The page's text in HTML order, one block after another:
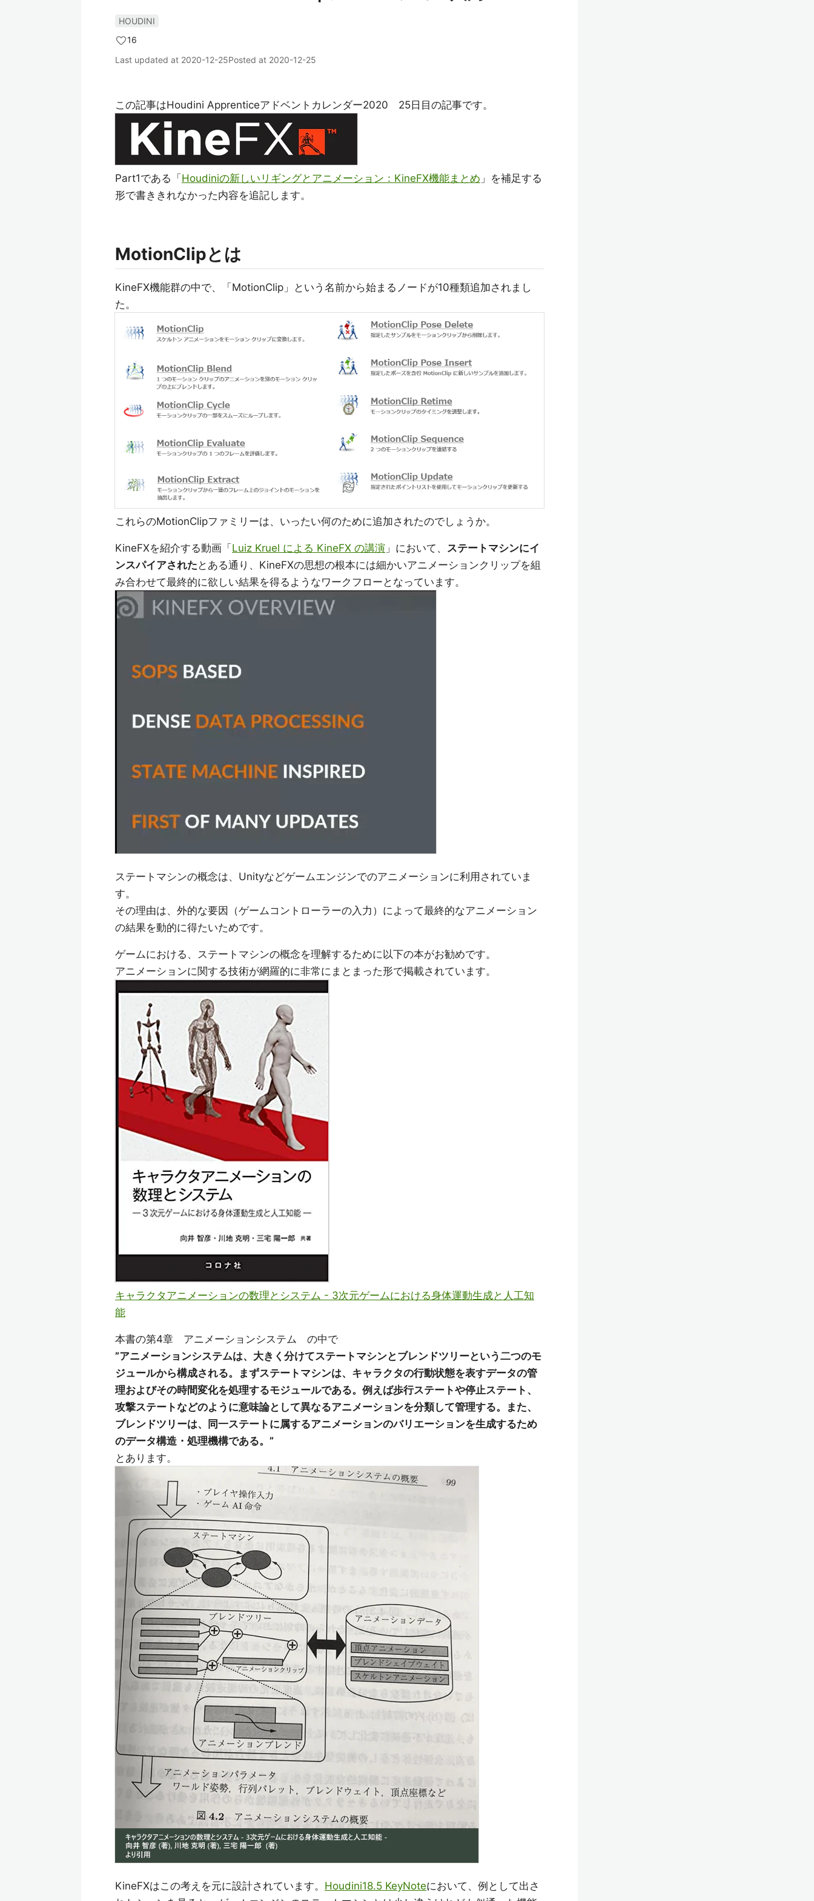
HOUDINI
16
Last updated at 2020-12-25Posted at 2020-12-25
この記事はHoudini Apprenticeアドベントカレンダー2020 25日目の記事です。
Part1である「 Houdiniの新しいリギングとアニメーション：KineFX機能まとめ 」を補足する
形で書ききれなかった内容を追記します。
MotionClipとは
KineFX機能群の中で、「MotionClip」という名前から始まるノードが10種類追加されまし
た。
これらのMotionClipファミリーは、いったい何のために追加されたのでしょうか。
KineFXを紹介する動画「 Luiz Kruel による KineFX の講演 」において、 ステートマシンにイ
ンスパイアされた とある通り、KineFXの思想の根本には細かいアニメーションクリップを組
み合わせて最終的に欲しい結果を得るようなワークフローとなっています。
ステートマシンの概念は、Unityなどゲームエンジンでのアニメーションに利用されていま
す。
その理由は、外的な要因（ゲームコントローラーの入力）によって最終的なアニメーション
の結果を動的に得たいためです。
ゲームにおける、ステートマシンの概念を理解するために以下の本がお勧めです。
アニメーションに関する技術が網羅的に非常にまとまった形で掲載されています。
キャラクタアニメーションの数理とシステム - 3次元ゲームにおける身体運動生成と人工知
能
本書の第4章 アニメーションシステム の中で
”アニメーションシステムは、大きく分けてステートマシンとブレンドツリーという二つのモ
ジュールから構成される。まずステートマシンは、キャラクタの行動状態を表すデータの管
理およびその時間変化を処理するモジュールである。例えば歩行ステートや停止ステート、
攻撃ステートなどのように意味論として異なるアニメーションを分類して管理する。また、
ブレンドツリーは、同一ステートに属するアニメーションのバリエーションを生成するため
のデータ構造・処理機構である。”
とあります。
KineFXはこの考えを元に設計されています。 Houdini18.5 KeyNoteにおいて、例として出さ